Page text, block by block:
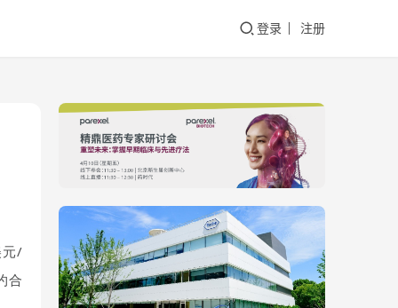
登录 注册
/
合